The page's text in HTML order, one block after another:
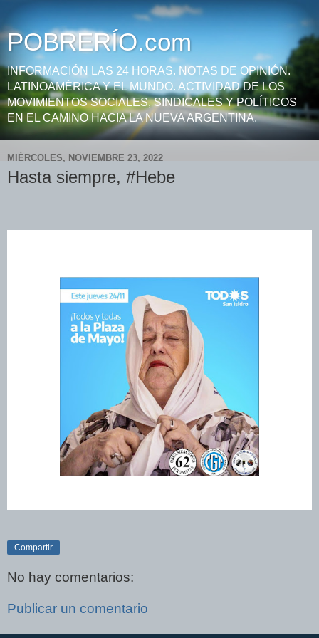
POBRERÍO.com
INFORMACIÓN LAS 24 HORAS. NOTAS DE OPINIÓN.
LATINOAMÉRICA Y EL MUNDO. ACTIVIDAD DE LOS
MOVIMIENTOS SOCIALES, SINDICALES Y POLÍTICOS
EN EL CAMINO HACIA LA NUEVA ARGENTINA.
MIÉRCOLES, NOVIEMBRE 23, 2022
Hasta siempre, #Hebe
Compartir
No hay comentarios:
Publicar un comentario